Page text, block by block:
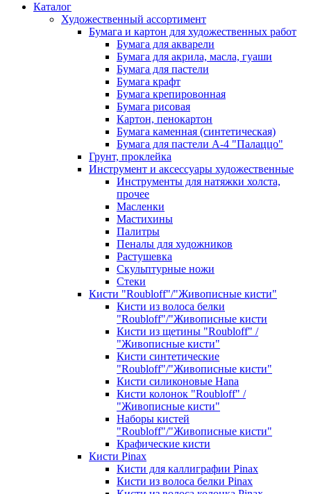
Каталог
Художественный ассортимент
Бумага и картон для художественных работ
Бумага для акварели
Бумага для акрила, масла, гуаши
Бумага для пастели
Бумага крафт
Бумага крепировонная
Бумага рисовая
Картон, пенокартон
Бумага каменная (синтетическая)
Бумага для пастели А-4 "Палаццо"
Грунт, проклейка
Инструмент и аксессуары художественные
Инструменты для натяжки холста,
прочее
Масленки
Мастихины
Палитры
Пеналы для художников
Растушевка
Скульптурные ножи
Стеки
Кисти "Roubloff"/"Живописные кисти"
Кисти из волоса белки
"Roubloff"/"Живописные кисти
Кисти из щетины "Roubloff" /
"Живописные кисти"
Кисти синтетические
"Roubloff"/"Живописные кисти"
Кисти силиконовые Hana
Кисти колонок "Roubloff" /
"Живописные кисти"
Наборы кистей
"Roubloff"/"Живописные кисти"
Крафические кисти
Кисти Pinax
Кисти для каллиграфии Pinax
Кисти из волоса белки Pinax